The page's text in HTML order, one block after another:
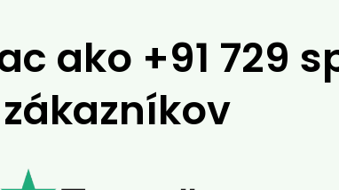
ako +91 729
zákazníkov